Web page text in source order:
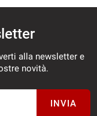
alla newsletter e
novità.
INVIA